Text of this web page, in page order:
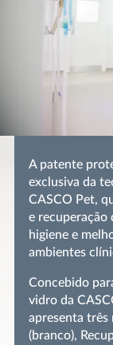
A patente
exclusiva da
CASCO Pet,
e recuperação
higiene e
ambientes
Concebido
vidro da
apresenta três
(branco),